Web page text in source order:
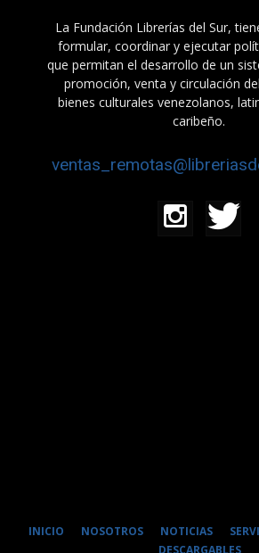
La Fundación Librerías del Sur,
formular, coordinar y ejecutar
que permitan el desarrollo de un
promoción, venta y circulación
bienes culturales venezolanos,
caribeño.
INICIO NOSOTROS NOTICIAS